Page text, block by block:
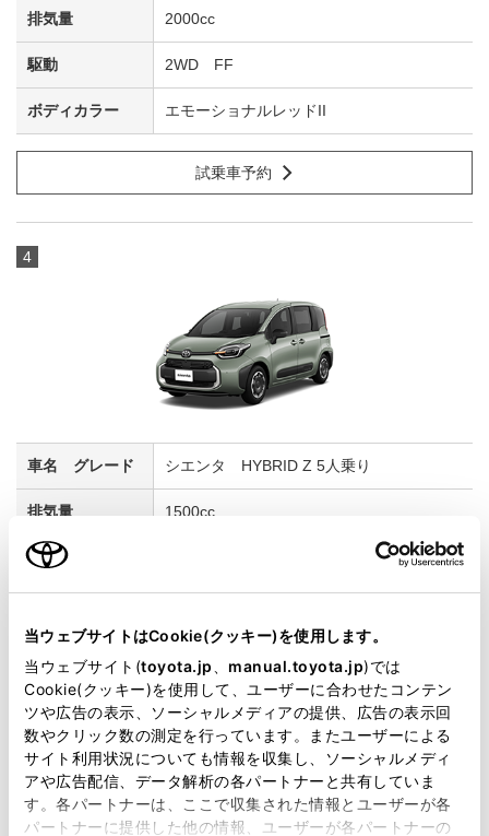
当ウェブサイトはCookie(クッキー)を使用します。
当ウェブサイト(toyota.jp manual.toyota.jp)では
Cookie(クッキー)を使用して、ユーザーに合わせたコンテン
ツや広告の表示、ソーシャルメディアの提供、広告の表示回
数やクリック数の測定を行っています。またユーザーによる
サイト利用状況についても情報を収集し、ソーシャルメディ
アや広告配信、データ解析の各パートナーと共有していま
す。各パートナーは、ここで収集された情報とユーザーが各
パートナーに提供した他の情報、ユーザーが各パートナーの
2000cc
2WD FF
エモーショナルレッドII
試乗車予約
4
シエンタ HYBRID Z 5人乗り
1500cc
試乗車予約
5